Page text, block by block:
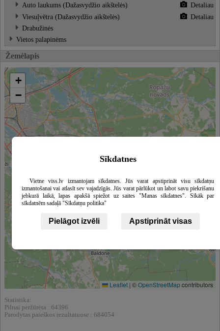
Auto laukums (Dažasvydžio aikštelės)
Detaliau
Viesuļvētra (Dažasvydžio aikštelės)
Detaliau
Drabužinės
Vietos palapinėms
Žemėlapis
+
−
Leaflet | ©OpenStreetMapcontributors
Statistika:
Pilnai peržūrėta : 64396
Parodytas paieškos rezultatuose : 684054
Sīkdatnes
Vietne viss.lv izmantojam sīkdatnes. Jūs varat apstiprināt visu sīkdatņu
izmantošanai vai atlasīt sev vajadzīgās. Jūs varat pārlūkot un labot savu piekrišanu
jebkurā laikā, lapas apakšā spiežot uz saites "Manas sīkdatnes". Sīkāk par
sīkdatnēm sadaļā "Sīkdatņu politika"
Pielāgot izvēli Apstiprināt visas